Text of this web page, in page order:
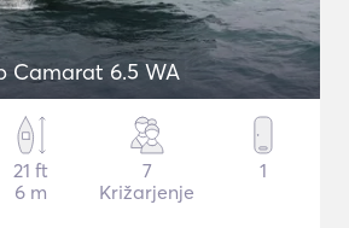
Camarat 6.5 WA
21 ft
6 m
7
Križarjenje
1